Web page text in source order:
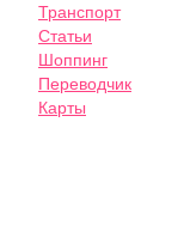
Транспорт
Статьи
Шоппинг
Переводчик
Карты